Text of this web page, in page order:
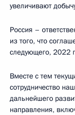
увеличивают
Россия –
из того, что
следующего, 2022
Вместе с тем
сотрудничество
дальнейшего
направления,